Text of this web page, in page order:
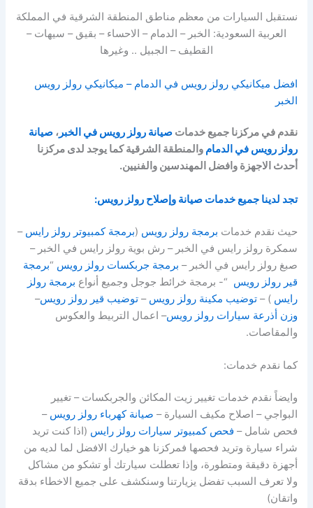
نستقبل السيارات من معظم مناطق المنطقة الشرقية في المملكة
العربية السعودية: الخبر – الدمام – الاحساء – بقيق – سيهات –
القطيف – الجبيل .. وغيرها
افضل ميكانيكي رولز رويس في الدمام – ميكانيكي رولز رويس
الخبر
نقدم في مركزنا جميع خدمات صيانة رولز رويس في الخبر،صيانة
رولز رويس في الدمام والمنطقة الشرقية كما يوجد لدى مركزنا
أحدث الاجهزة وافضل المهندسين والفنيين.
تجد لدينا جميع خدمات صيانة وإصلاح رولز رويس:
حيث نقدم خدمات برمجة رولز رويس (برمجة كمبيوتر رولز رايس –
سمكرة رولز رايس في الخبر – رش بوية رولز رايس في الخبر –
صبغ رولز رايس في الخبر – برمجة جربكسات رولز رويس “برمجة
قير رولز رويس “- برمجة خرائط جوجل وجميع أنواع برمجة رولز
رايس ) –توضيب مكينة رولز رويس –توضيب قير رولز رويس–
وزن أذرعة سيارات رولز رويس– اعمال التربيط والعكوس
والمقاصات.
كما نقدم خدمات:
وايضاً نقدم خدمات تغيير زيت المكائن والجربكسات – تغيير
البواجي – اصلاح مكيف السيارة – صيانة كهرباء رولز رويس –
فحص شامل – فحص كمبيوتر سيارات رولز رايس (اذا كنت تريد
شراء سيارة وتريد فحصها فمركزنا هو خيارك الافضل لما لديه من
أجهزة دقيقة ومتطورة، وإذا تعطلت سيارتك أو تشكو من مشاكل
ولا تعرف السبب تفضل يزيارتنا وسنكشف على جميع الاخطاء بدقة
واتقان)